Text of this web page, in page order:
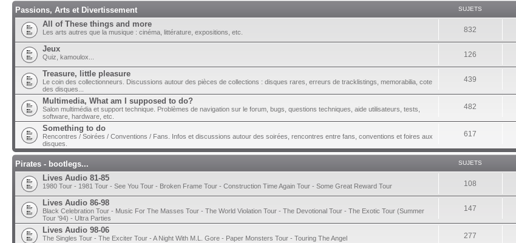
Passions, Arts et Divertissement SUJETS
All of These things and more
Les arts autres que la musique : cinéma, littérature, expositions, etc. 832
Jeux
Quiz, kamoulox... 126
Treasure, little pleasure
Le coin des collectionneurs. Discussions autour des pièces de collections : disques rares, erreurs de tracklistings, memorabilia, cote
des disques...
439
Multimedia, What am I supposed to do?
Salon multimédia et support technique. Problèmes de navigation sur le forum, bugs, questions techniques, aide utilisateurs, tests,
software, hardware, etc.
482
Something to do
Rencontres / Soirées / Conventions / Fans. Infos et discussions autour des soirées, rencontres entre fans, conventions et foires aux
disques.
617
Pirates - bootlegs... SUJETS
Lives Audio 81-85
1980 Tour - 1981 Tour - See You Tour - Broken Frame Tour - Construction Time Again Tour - Some Great Reward Tour 108
Lives Audio 86-98
Black Celebration Tour - Music For The Masses Tour - The World Violation Tour - The Devotional Tour - The Exotic Tour (Summer
Tour '94) - Ultra Parties
147
Lives Audio 98-06
The Singles Tour - The Exciter Tour - A Night With M.L. Gore - Paper Monsters Tour - Touring The Angel 277